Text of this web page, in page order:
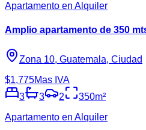
Apartamento en Alquiler
Amplio apartamento de 350
Zona 10, Guatemala, Ciudad
$1,775Mas IVA
3
3 2 350m²
Apartamento en Alquiler